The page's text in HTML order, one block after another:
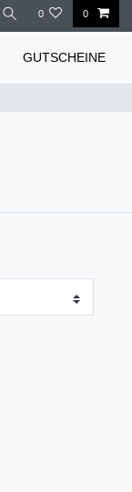
0 0
GUTSCHEINE